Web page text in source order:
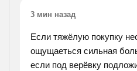
3 мин назад
Если тяжёлую покупку
ощущаеться сильная
если под верёвку